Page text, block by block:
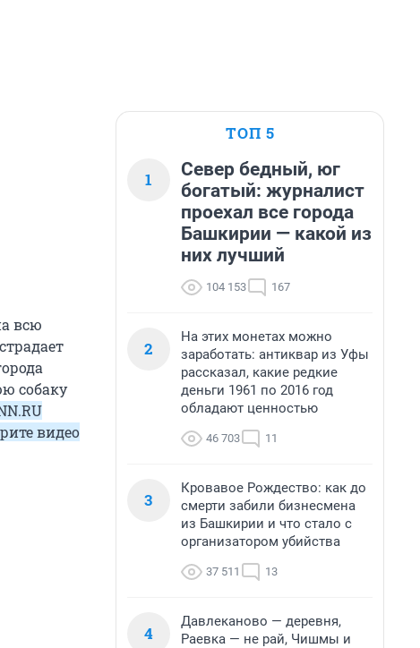
всю
собаку
видео
ТОП 5
1
Север бедный, юг
богатый: журналист
проехал все города
Башкирии — какой из
них лучший
104 153 167
2
На этих монетах можно
заработать: антиквар из Уфы
рассказал, какие редкие
деньги 1961 по 2016 год
обладают ценностью
46 703 11
3
Кровавое Рождество: как до
смерти забили бизнесмена
из Башкирии и что стало с
организатором убийства
37 511 13
4
Давлеканово — деревня,
Раевка — не рай, Чишмы и